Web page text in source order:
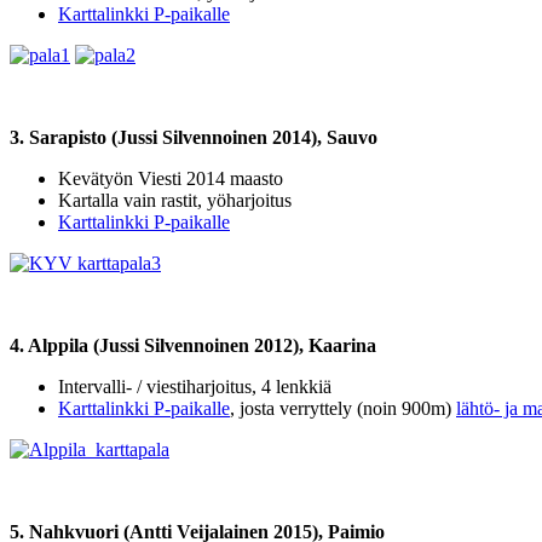
Karttalinkki P-paikalle
3. Sarapisto (Jussi Silvennoinen 2014), Sauvo
Kevätyön Viesti 2014 maasto
Kartalla vain rastit, yöharjoitus
Karttalinkki P-paikalle
4. Alppila (Jussi Silvennoinen 2012), Kaarina
Intervalli- / viestiharjoitus, 4 lenkkiä
Karttalinkki P-paikalle, josta verryttely (noin 900m) lähtö- ja
5. Nahkvuori (Antti Veijalainen 2015), Paimio